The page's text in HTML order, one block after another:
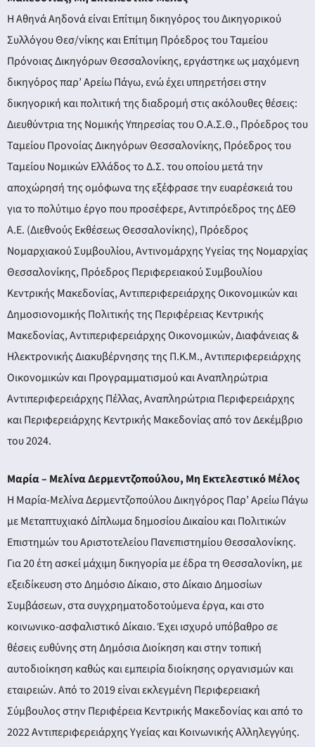
Η Αθηνά Αηδονά είναι Επίτιμη δικηγόρος του Δικηγορικού
Συλλόγου Θεσ/νίκης και Επίτιμη Πρόεδρος του Ταμείου
Πρόνοιας Δικηγόρων Θεσσαλονίκης, εργάστηκε ως μαχόμενη
δικηγόρος παρ’ Αρείω Πάγω, ενώ έχει υπηρετήσει στην
δικηγορική και πολιτική της διαδρομή στις ακόλουθες θέσεις:
Διευθύντρια της Νομικής Υπηρεσίας του Ο.Α.Σ.Θ., Πρόεδρος του
Ταμείου Προνοίας Δικηγόρων Θεσσαλονίκης, Πρόεδρος του
Ταμείου Νομικών Ελλάδος το Δ.Σ. του οποίου μετά την
αποχώρησή της ομόφωνα της εξέφρασε την ευαρέσκειά του
για το πολύτιμο έργο που προσέφερε, Αντιπρόεδρος της ΔΕΘ
Α.Ε. (Διεθνούς Εκθέσεως Θεσσαλονίκης), Πρόεδρος
Νομαρχιακού Συμβουλίου, Αντινομάρχης Υγείας της Νομαρχίας
Θεσσαλονίκης, Πρόεδρος Περιφερειακού Συμβουλίου
Κεντρικής Μακεδονίας, Αντιπεριφερειάρχης Οικονομικών και
Δημοσιονομικής Πολιτικής της Περιφέρειας Κεντρικής
Μακεδονίας, Αντιπεριφερειάρχης Οικονομικών, Διαφάνειας &
Ηλεκτρονικής Διακυβέρνησης της Π.Κ.Μ., Αντιπεριφερειάρχης
Οικονομικών και Προγραμματισμού και Αναπληρώτρια
Αντιπεριφερειάρχης Πέλλας, Αναπληρώτρια Περιφερειάρχης
και Περιφερειάρχης Κεντρικής Μακεδονίας από τον Δεκέμβριο
του 2024.
Μαρία – Μελίνα Δερμεντζοπούλου, Μη Εκτελεστικό Μέλος
Η Μαρία-Μελίνα Δερμεντζοπούλου Δικηγόρος Παρ’ Αρείω Πάγω
με Μεταπτυχιακό Δίπλωμα δημοσίου Δικαίου και Πολιτικών
Επιστημών του Αριστοτελείου Πανεπιστημίου Θεσσαλονίκης.
Για 20 έτη ασκεί μάχιμη δικηγορία με έδρα τη Θεσσαλονίκη, με
εξειδίκευση στο Δημόσιο Δίκαιο, στο Δίκαιο Δημοσίων
Συμβάσεων, στα συγχρηματοδοτούμενα έργα, και στο
κοινωνικο-ασφαλιστικό Δίκαιο. Έχει ισχυρό υπόβαθρο σε
θέσεις ευθύνης στη Δημόσια Διοίκηση και στην τοπική
αυτοδιοίκηση καθώς και εμπειρία διοίκησης οργανισμών και
εταιρειών. Από το 2019 είναι εκλεγμένη Περιφερειακή
Σύμβουλος στην Περιφέρεια Κεντρικής Μακεδονίας και από το
2022 Αντιπεριφερειάρχης Υγείας και Κοινωνικής Αλληλεγγύης.